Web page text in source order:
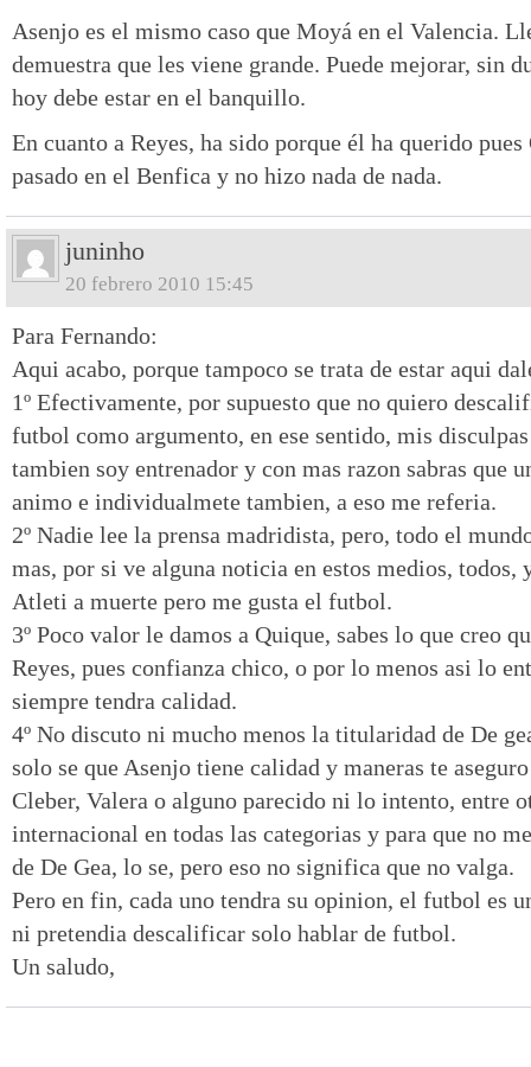
Asenjo es el mismo caso que Moyá en el Valencia.
demuestra que les viene grande. Puede mejorar, sin
hoy debe estar en el banquillo.
En cuanto a Reyes, ha sido porque él ha querido
pasado en el Benfica y no hizo nada de nada.
juninho
20 febrero 2010 15:45
Para Fernando:
Aqui acabo, porque tampoco se trata de estar aqui
1º Efectivamente, por supuesto que no quiero
futbol como argumento, en ese sentido, mis
tambien soy entrenador y con mas razon sabras que
animo e individualmete tambien, a eso me referia.
2º Nadie lee la prensa madridista, pero, todo el
mas, por si ve alguna noticia en estos medios, todos,
Atleti a muerte pero me gusta el futbol.
3º Poco valor le damos a Quique, sabes lo que creo
Reyes, pues confianza chico, o por lo menos asi lo
siempre tendra calidad.
4º No discuto ni mucho menos la titularidad de De
solo se que Asenjo tiene calidad y maneras te
Cleber, Valera o alguno parecido ni lo intento, entre
internacional en todas las categorias y para que no
de De Gea, lo se, pero eso no significa que no valga.
Pero en fin, cada uno tendra su opinion, el futbol es
ni pretendia descalificar solo hablar de futbol.
Un saludo,